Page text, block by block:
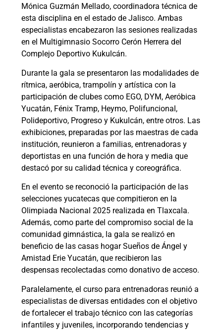
Mónica Guzmán Mellado, coordinadora técnica de
esta disciplina en el estado de Jalisco. Ambas
especialistas encabezaron las sesiones realizadas
en el Multigimnasio Socorro Cerón Herrera del
Complejo Deportivo Kukulcán.
Durante la gala se presentaron las modalidades de
rítmica, aeróbica, trampolín y artística con la
participación de clubes como EGO, DYM, Aeróbica
Yucatán, Fénix Tramp, Heymo, Polifuncional,
Polideportivo, Progreso y Kukulcán, entre otros. Las
exhibiciones, preparadas por las maestras de cada
institución, reunieron a familias, entrenadoras y
deportistas en una función de hora y media que
destacó por su calidad técnica y coreográfica.
En el evento se reconoció la participación de las
selecciones yucatecas que compitieron en la
Olimpiada Nacional 2025 realizada en Tlaxcala.
Además, como parte del compromiso social de la
comunidad gimnástica, la gala se realizó en
beneficio de las casas hogar Sueños de Ángel y
Amistad Erie Yucatán, que recibieron las
despensas recolectadas como donativo de acceso.
Paralelamente, el curso para entrenadoras reunió a
especialistas de diversas entidades con el objetivo
de fortalecer el trabajo técnico con las categorías
infantiles y juveniles, incorporando tendencias y